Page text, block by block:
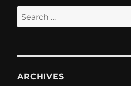
Search
for:
ARCHIVES